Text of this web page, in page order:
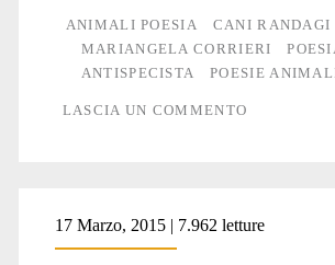
ANIMALI POESIA
CANI RANDAGI
MARIANGELA CORRIERI
ANTISPECISTA
POESIE
LASCIA UN COMMENTO
17 Marzo, 2015 | 7.962 letture